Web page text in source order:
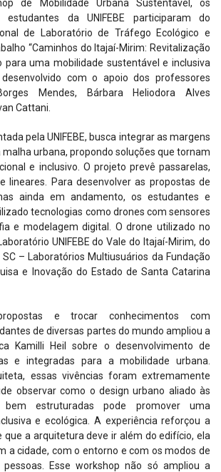
de Mobilidade Urbana Sustentável, os
da UNIFEBE participaram do
de Laboratório de Tráfego Ecológico e
“Caminhos do Itajaí-Mirim: Revitalização
para uma mobilidade sustentável e inclusiva
desenvolvido com o apoio dos professores
Mendes, Bárbara Heliodora Alves
Cattani.
pela UNIFEBE, busca integrar as margens
malha urbana, propondo soluções que tornam
e inclusivo. O projeto prevê passarelas,
lineares. Para desenvolver as propostas de
ainda em andamento, os estudantes e
tecnologias como drones com sensores
e modelagem digital. O drone utilizado no
UNIFEBE do Vale do Itajaí-Mirim, do
– Laboratórios Multiusuários da Fundação
e Inovação do Estado de Santa Catarina
e trocar conhecimentos com
de diversas partes do mundo ampliou a
Kamilli Heil sobre o desenvolvimento de
e integradas para a mobilidade urbana.
essas vivências foram extremamente
observar como o design urbano aliado às
bem estruturadas pode promover uma
e ecológica. A experiência reforçou a
que a arquitetura deve ir além do edifício, ela
a cidade, com o entorno e com os modos de
Esse workshop não só ampliou a